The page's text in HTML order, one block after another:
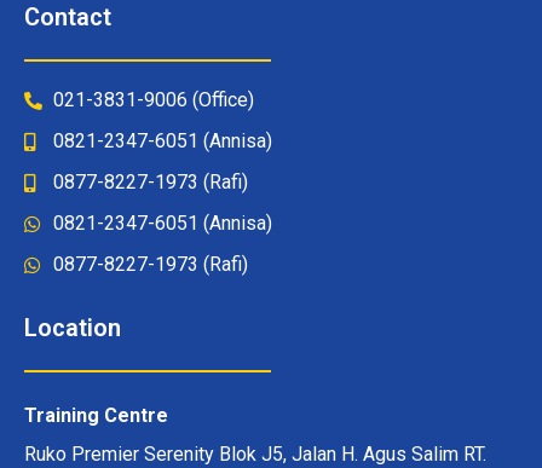
Contact
021-3831-9006 (Office)
0821-2347-6051 (Annisa)
0877-8227-1973 (Rafi)
0821-2347-6051 (Annisa)
0877-8227-1973 (Rafi)
Location
Training Centre
Ruko Premier Serenity Blok J5, Jalan H. Agus Salim RT.